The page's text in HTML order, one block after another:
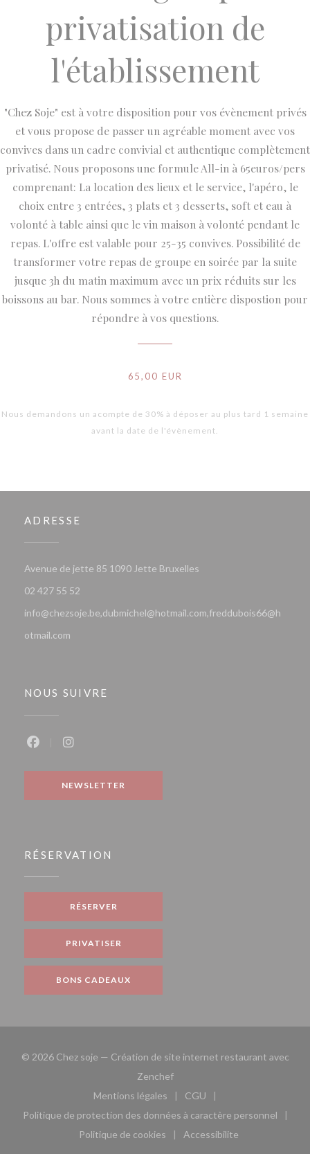
privatisation de
l'établissement
"Chez Soje" est à votre disposition pour vos évènement privés
et vous propose de passer un agréable moment avec vos
convives dans un cadre convivial et authentique complètement
privatisé. Nous proposons une formule All-in à 65euros/pers
comprenant: La location des lieux et le service, l'apéro, le
choix entre 3 entrées, 3 plats et 3 desserts, soft et eau à
volonté à table ainsi que le vin maison à volonté pendant le
repas. L'offre est valable pour 25-35 convives. Possibilité de
transformer votre repas de groupe en soirée par la suite
jusque 3h du matin maximum avec un prix réduits sur les
boissons au bar. Nous sommes à votre entière dispostion pour
répondre à vos questions.
65,00 EUR
Nous demandons un acompte de 30% à déposer au plus tard 1 semaine
avant la date de l'évènement.
ADRESSE
Avenue de jette 85 1090 Jette Bruxelles
02 427 55 52
info@chezsoje.be,dubmichel@hotmail.com,freddubois66@h
otmail.com
NOUS SUIVRE
NEWSLETTER
RÉSERVATION
RÉSERVER
PRIVATISER
BONS CADEAUX
© 2026 Chez soje — Création de site internet restaurant avec
Zenchef((ouvre une nouvelle fenêtre))
Mentions légales
((ouvre une nouvelle fenêtre))
CGU
((ouvre une nouvelle
Politique de protection des données à caractère personnel
((ouvre une nouvelle fenêtre))
Politique de cookies
((ouvre une nouvelle fenêtre))
Accessibilite